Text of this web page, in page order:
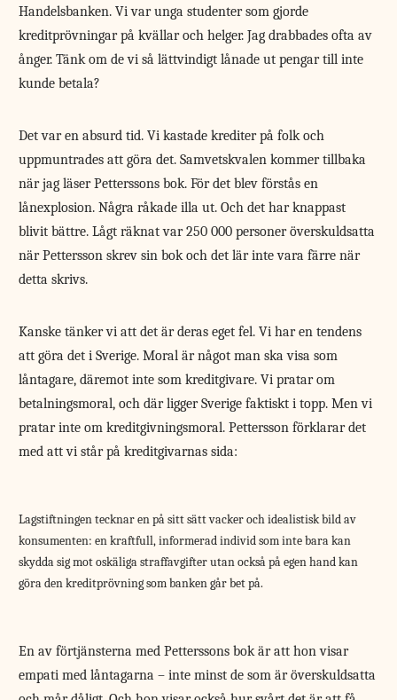
Handelsbanken. Vi var unga studenter som gjorde
kreditprövningar på kvällar och helger. Jag drabbades ofta av
ånger. Tänk om de vi så lättvindigt lånade ut pengar till inte
kunde betala?
Det var en absurd tid. Vi kastade krediter på folk och
uppmuntrades att göra det. Samvetskvalen kommer tillbaka
när jag läser Petterssons bok. För det blev förstås en
lånexplosion. Några råkade illa ut. Och det har knappast
blivit bättre. Lågt räknat var 250 000 personer överskuldsatta
när Pettersson skrev sin bok och det lär inte vara färre när
detta skrivs.
Kanske tänker vi att det är deras eget fel. Vi har en tendens
att göra det i Sverige. Moral är något man ska visa som
låntagare, däremot inte som kreditgivare. Vi pratar om
betalningsmoral, och där ligger Sverige faktiskt i topp. Men vi
pratar inte om kreditgivningsmoral. Pettersson förklarar det
med att vi står på kreditgivarnas sida:
Lagstiftningen tecknar en på sitt sätt vacker och idealistisk bild av
konsumenten: en kraftfull, informerad individ som inte bara kan
skydda sig mot oskäliga straffavgifter utan också på egen hand kan
göra den kreditprövning som banken går bet på.
En av förtjänsterna med Petterssons bok är att hon visar
empati med låntagarna – inte minst de som är överskuldsatta